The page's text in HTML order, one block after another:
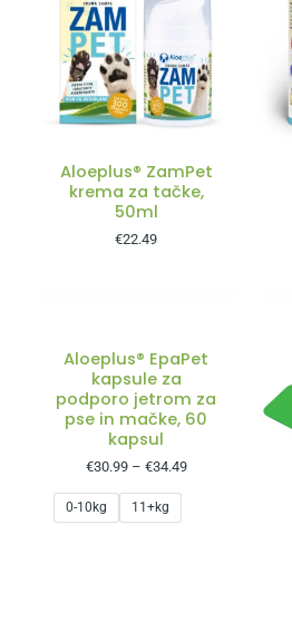
Aloeplus® ZamPet
krema za tačke,
50ml
€22.49
Aloeplus® EpaPet
kapsule za
podporo jetrom za
pse in mačke, 60
kapsul
€30.99– €34.49
0-10kg 11+kg